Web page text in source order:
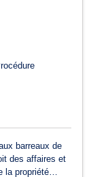
barreaux de
des affaires et
la propriété